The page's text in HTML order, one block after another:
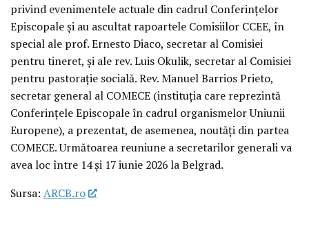
privind evenimentele actuale din cadrul Conferințelor
Episcopale și au ascultat rapoartele Comisiilor CCEE, în
special ale prof. Ernesto Diaco, secretar al Comisiei
pentru tineret, și ale rev. Luis Okulik, secretar al Comisiei
pentru pastorație socială. Rev. Manuel Barrios Prieto,
secretar general al COMECE (instituția care reprezintă
Conferințele Episcopale în cadrul organismelor Uniunii
Europene), a prezentat, de asemenea, noutăți din partea
COMECE. Următoarea reuniune a secretarilor generali va
avea loc între 14 și 17 iunie 2026 la Belgrad.
Sursa: ARCB.ro